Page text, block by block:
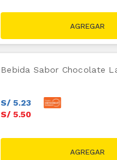
Bebida Sabor Chocolate
S/ 5.23
S/ 5.50